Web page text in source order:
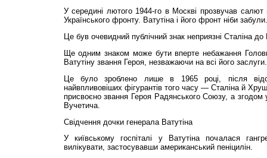
У середині лютого 1944-го в Москві прозвучав салют
Українського фронту. Ватутіна і його фронт ніби забули.
Це був очевидний публічний знак неприязні Сталіна до
Ще одним знаком може бути вперте небажання
Ватутіну звання Героя, незважаючи на всі його заслуги.
Це було зроблено лише в 1965 році, після
найвпливовіших фігурантів того часу — Сталіна й
присвоєно звання Героя Радянського Союзу, а згодом
Вучетича.
Свідчення дочки генерала Ватутіна
У київському госпіталі у Ватутіна почалася
вилікувати, застосувавши американський пеніцилін.